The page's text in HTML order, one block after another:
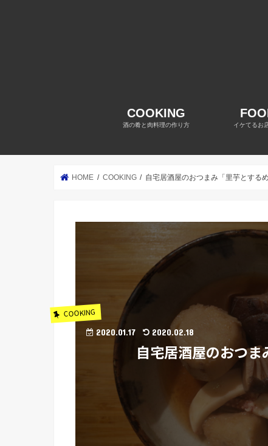
COOKING
酒の肴と肉料理の作り方 イケてるお
HOME COOKING 自宅居酒屋のおつまみ「里芋とする
COOKING
2020.01.17 2020.02.18
自宅居酒屋のおつま